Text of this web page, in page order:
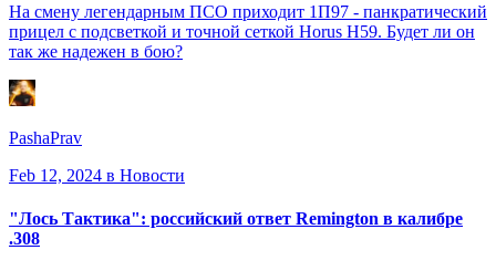
На смену легендарным ПСО приходит 1П97 - панкратический
прицел с подсветкой и точной сеткой Horus H59. Будет ли он
так же надежен в бою?
PashaPrav
Feb 12, 2024 в Новости
"Лось Тактика": российский ответ Remington в калибре
.308